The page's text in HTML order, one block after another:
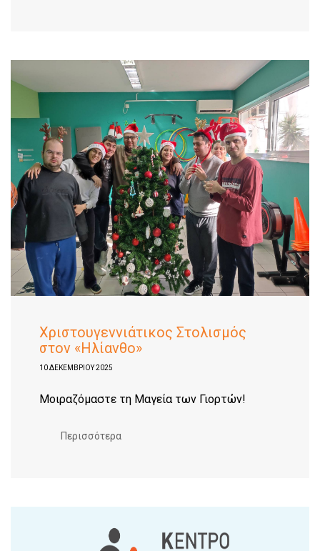
Χριστουγεννιάτικος Στολισμός
στον «Ηλίανθο»
10 ΔΕΚΕΜΒΡΊΟΥ 2025
Μοιραζόμαστε τη Μαγεία των Γιορτών!
Περισσότερα